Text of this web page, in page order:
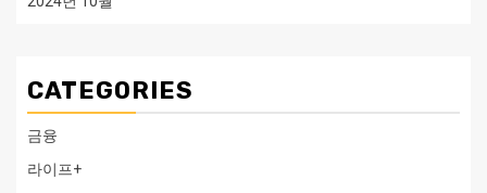
CATEGORIES
금융
라이프+